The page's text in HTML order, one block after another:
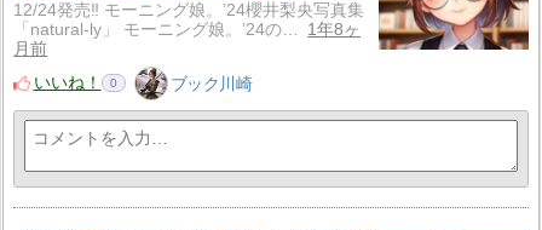
12/24発売‼ モーニング娘。’24櫻井梨央写真集
「natural-ly」 モーニング娘。’24の…
1年8ヶ
月前
いいね！
0 ブック川崎